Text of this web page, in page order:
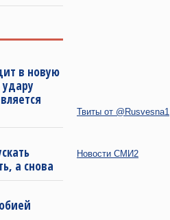
в новую
а снова
Твиты от @Rusvesna1
Новости СМИ2